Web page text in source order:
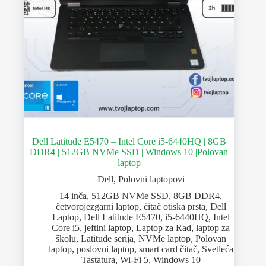
Dell Latitude E5470 – Intel Core i5-6440HQ | 8GB
DDR4 | 512GB NVMe SSD | Windows 10 |Polovan
laptop
Dell, Polovni laptopovi
14 inča, 512GB NVMe SSD,8GB DDR4,
četvorojezgarni laptop, čitač otiska prsta, Dell
Laptop, Dell Latitude E5470, i5-6440HQ, Intel
Core i5,jeftini laptop,Laptop za Rad,laptop za
školu, Latitude serija, NVMe laptop, Polovan
laptop, poslovni laptop, smart card čitač, Svetleća
Tastatura, Wi-Fi 5, Windows 10